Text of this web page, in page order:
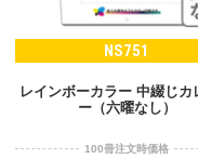
NS751
レインボーカラー 中綴じカ
ー（六曜なし）
100冊注文時価格